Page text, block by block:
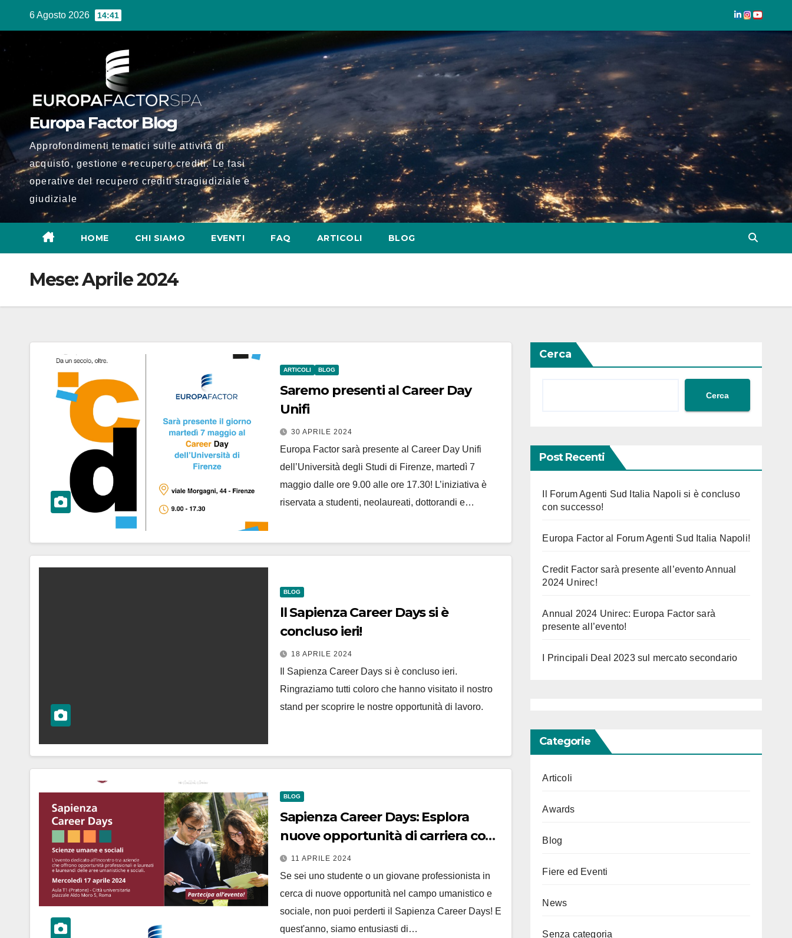
contenuto
6 Agosto 2026 14:41
Europa Factor Blog
Approfondimenti tematici sulle attività di
acquisto, gestione e recupero crediti. Le fasi
operative del recupero crediti stragiudiziale e
giudiziale
HOME CHI SIAMO EVENTI FAQ ARTICOLI BLOG
Mese:Aprile 2024
ARTICOLI BLOG
Saremo presenti al Career Day
Unifi
30 APRILE 2024
Europa Factor sarà presente al Career Day Unifi
dell’Università degli Studi di Firenze, martedì 7
maggio dalle ore 9.00 alle ore 17.30! L’iniziativa è
riservata a studenti, neolaureati, dottorandi e…
BLOG
ll Sapienza Career Days si è
concluso ieri!
18 APRILE 2024
Il Sapienza Career Days si è concluso ieri.
Ringraziamo tutti coloro che hanno visitato il nostro
stand per scoprire le nostre opportunità di lavoro.
BLOG
Sapienza Career Days: Esplora
nuove opportunità di carriera con
Europa Factor
11 APRILE 2024
Se sei uno studente o un giovane professionista in
cerca di nuove opportunità nel campo umanistico e
sociale, non puoi perderti il Sapienza Career Days! E
quest'anno, siamo entusiasti di…
Cerca
Cerca
Post Recenti
Il Forum Agenti Sud Italia Napoli si è concluso
con successo!
Europa Factor al Forum Agenti Sud Italia Napoli!
Credit Factor sarà presente all’evento Annual
2024 Unirec!
Annual 2024 Unirec: Europa Factor sarà
presente all’evento!
I Principali Deal 2023 sul mercato secondario
Categorie
Articoli
Awards
Blog
Fiere ed Eventi
News
Senza categoria